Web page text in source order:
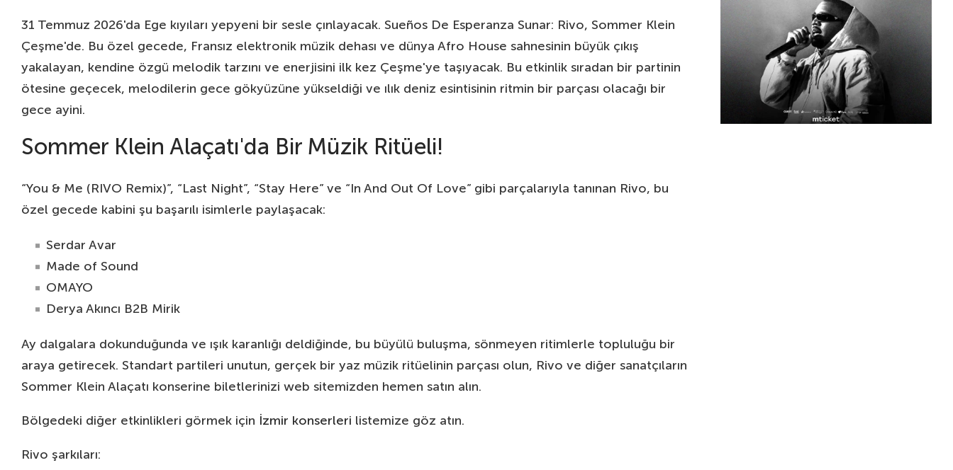
31 Temmuz 2026'da Ege kıyıları yepyeni bir sesle çınlayacak. Sueños De Esperanza Sunar: Rivo, Sommer Klein
Çeşme'de. Bu özel gecede, Fransız elektronik müzik dehası ve dünya Afro House sahnesinin büyük çıkış
yakalayan, kendine özgü melodik tarzını ve enerjisini ilk kez Çeşme'ye taşıyacak. Bu etkinlik sıradan bir partinin
ötesine geçecek, melodilerin gece gökyüzüne yükseldiği ve ılık deniz esintisinin ritmin bir parçası olacağı bir
gece ayini.
Sommer Klein Alaçatı'da Bir Müzik Ritüeli!
“You & Me (RIVO Remix)”, “Last Night”, “Stay Here” ve “In And Out Of Love” gibi parçalarıyla tanınan Rivo, bu
özel gecede kabini şu başarılı isimlerle paylaşacak:
Serdar Avar
Made of Sound
OMAYO
Derya Akıncı B2B Mirik
Ay dalgalara dokunduğunda ve ışık karanlığı deldiğinde, bu büyülü buluşma, sönmeyen ritimlerle topluluğu bir
araya getirecek. Standart partileri unutun, gerçek bir yaz müzik ritüelinin parçası olun, Rivo ve diğer sanatçıların
Sommer Klein Alaçatı konserine biletlerinizi web sitemizden hemen satın alın.
Bölgedeki diğer etkinlikleri görmek için İzmir konserleri listemize göz atın.
Rivo şarkıları: